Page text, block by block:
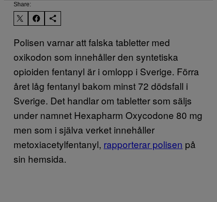
Share:
Polisen varnar att falska tabletter med
oxikodon som innehåller den syntetiska
opioiden fentanyl är i omlopp i Sverige. Förra
året låg fentanyl bakom minst 72 dödsfall i
Sverige. Det handlar om tabletter som säljs
under namnet Hexapharm Oxycodone 80 mg
men som i själva verket innehåller
metoxiacetylfentanyl, rapporterar polisen på
sin hemsida.